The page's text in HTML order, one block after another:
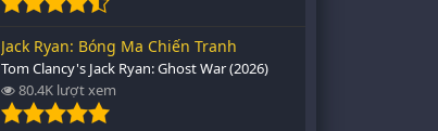
Jack Ryan: Bóng Ma Chiến Tranh
Tom Clancy's Jack Ryan: Ghost War (2026)
80.4K lượt xem